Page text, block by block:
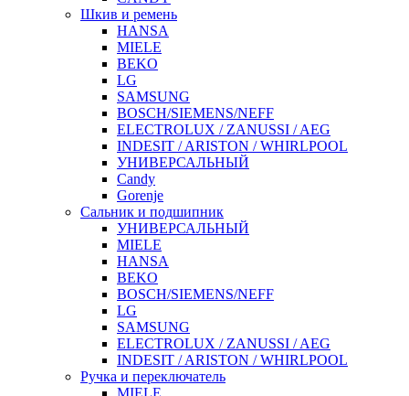
Шкив и ремень
HANSA
MIELE
BEKO
LG
SAMSUNG
BOSCH/SIEMENS/NEFF
ELECTROLUX / ZANUSSI / AEG
INDESIT / ARISTON / WHIRLPOOL
УНИВЕРСАЛЬНЫЙ
Candy
Gorenje
Сальник и подшипник
УНИВЕРСАЛЬНЫЙ
MIELE
HANSA
BEKO
BOSCH/SIEMENS/NEFF
LG
SAMSUNG
ELECTROLUX / ZANUSSI / AEG
INDESIT / ARISTON / WHIRLPOOL
Ручка и переключатель
MIELE